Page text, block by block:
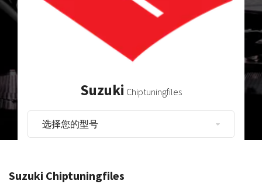
Suzuki Chiptuningfiles
Suzuki Chiptuningfiles